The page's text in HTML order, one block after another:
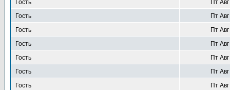
Гость
Пт
Гость
Пт
Гость
Пт
Гость
Пт
Гость
Пт
Гость
Пт
Гость
Пт